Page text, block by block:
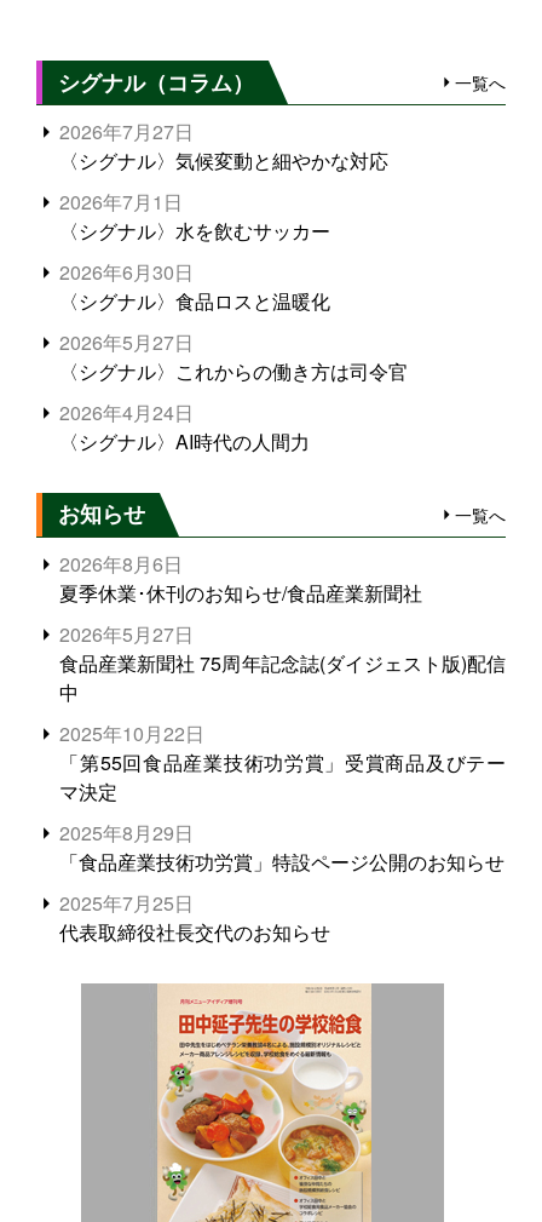
シグナル（コラム） 一覧へ
2026年7月27日
〈シグナル〉気候変動と細やかな対応
2026年7月1日
〈シグナル〉水を飲むサッカー
2026年6月30日
〈シグナル〉食品ロスと温暖化
2026年5月27日
〈シグナル〉これからの働き方は司令官
2026年4月24日
〈シグナル〉AI時代の人間力
お知らせ 一覧へ
2026年8月6日
夏季休業･休刊のお知らせ/食品産業新聞社
2026年5月27日
食品産業新聞社 75周年記念誌(ダイジェスト版)配信
中
2025年10月22日
「第55回食品産業技術功労賞」受賞商品及びテー
マ決定
2025年8月29日
「食品産業技術功労賞」特設ページ公開のお知らせ
2025年7月25日
代表取締役社長交代のお知らせ